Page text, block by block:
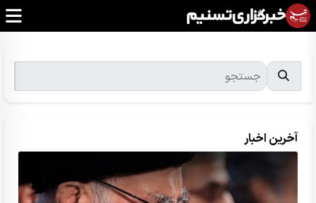
آخرین اخبار